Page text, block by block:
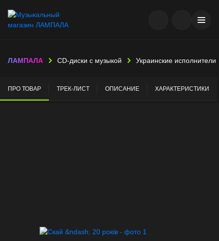
ЛАМПАЛА CD-диски с музыкой Украинские исполнители
ПРО ТОВАР ТРЕК-ЛИСТ ОПИСАНИЕ ХАРАКТЕРИСТИКИ